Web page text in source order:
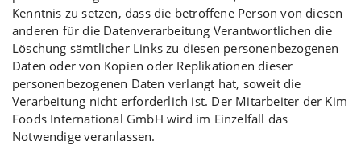
Kenntnis zu setzen, dass die betroffene Person von diesen
anderen für die Datenverarbeitung Verantwortlichen die
Löschung sämtlicher Links zu diesen personenbezogenen
Daten oder von Kopien oder Replikationen dieser
personenbezogenen Daten verlangt hat, soweit die
Verarbeitung nicht erforderlich ist. Der Mitarbeiter der Kim
Foods International GmbH wird im Einzelfall das
Notwendige veranlassen.